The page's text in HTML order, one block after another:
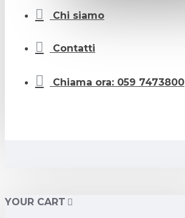
Chi siamo
Contatti
Chiama ora: 059 7473800
YOUR CART